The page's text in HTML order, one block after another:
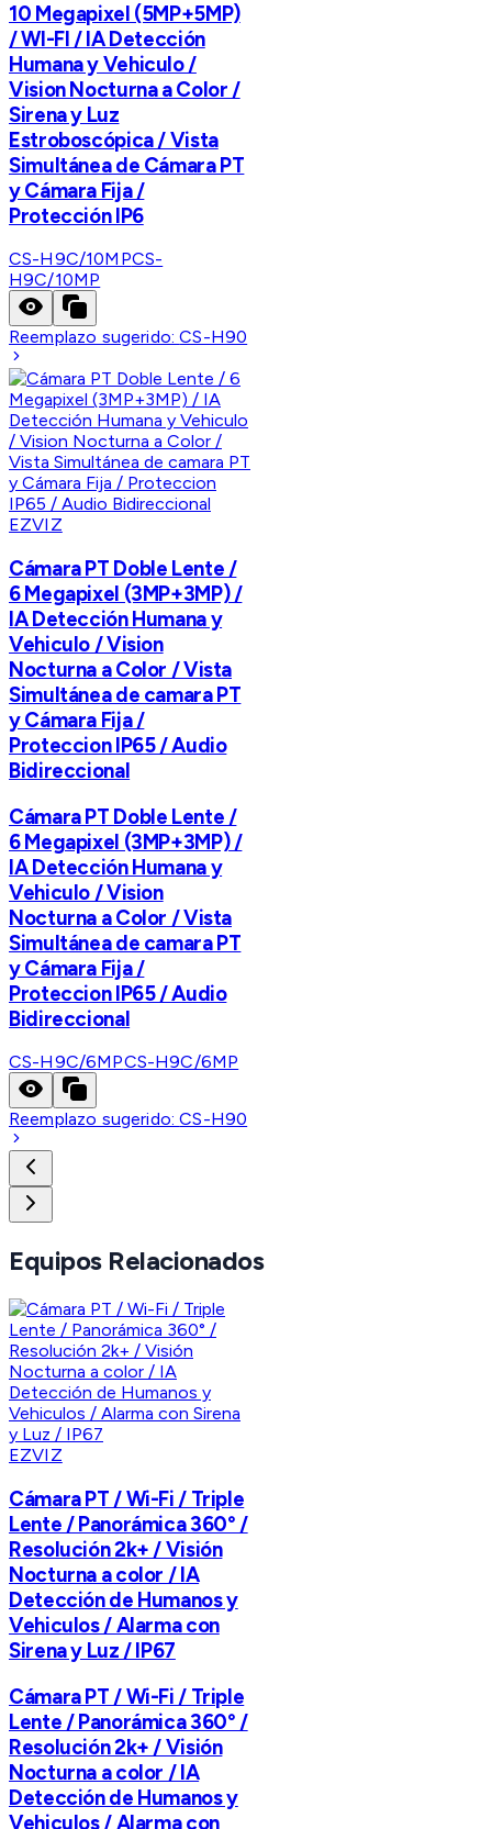
10 Megapixel (5MP+5MP)
/ WI-FI / IA Detección
Humana y Vehiculo /
Vision Nocturna a Color /
Sirena y Luz
Estroboscópica / Vista
Simultánea de Cámara PT
y Cámara Fija /
Protección IP6
CS-H9C/10MPCS-
H9C/10MP
Reemplazo sugerido:CS-H90
EZVIZ
Cámara PT Doble Lente /
6 Megapixel (3MP+3MP) /
IA Detección Humana y
Vehiculo / Vision
Nocturna a Color / Vista
Simultánea de camara PT
y Cámara Fija /
Proteccion IP65 / Audio
Bidireccional
Cámara PT Doble Lente /
6 Megapixel (3MP+3MP) /
IA Detección Humana y
Vehiculo / Vision
Nocturna a Color / Vista
Simultánea de camara PT
y Cámara Fija /
Proteccion IP65 / Audio
Bidireccional
CS-H9C/6MPCS-H9C/6MP
Reemplazo sugerido:CS-H90
Equipos Relacionados
EZVIZ
Cámara PT / Wi-Fi / Triple
Lente / Panorámica 360° /
Resolución 2k+ / Visión
Nocturna a color / IA
Detección de Humanos y
Vehiculos / Alarma con
Sirena y Luz / IP67
Cámara PT / Wi-Fi / Triple
Lente / Panorámica 360° /
Resolución 2k+ / Visión
Nocturna a color / IA
Detección de Humanos y
Vehiculos / Alarma con